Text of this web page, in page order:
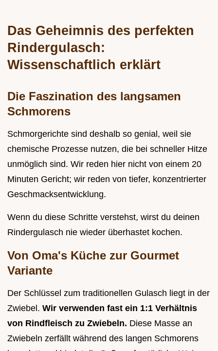
Das Geheimnis des perfekten
Rindergulasch:
Wissenschaftlich erklärt
Die Faszination des langsamen
Schmorens
Schmorgerichte sind deshalb so genial, weil sie
chemische Prozesse nutzen, die bei schneller Hitze
unmöglich sind. Wir reden hier nicht von einem 20
Minuten Gericht; wir reden von tiefer, konzentrierter
Geschmacksentwicklung.
Wenn du diese Schritte verstehst, wirst du deinen
Rindergulasch nie wieder überhastet kochen.
Von Oma's Küche zur Gourmet
Variante
Der Schlüssel zum traditionellen Gulasch liegt in der
Zwiebel. Wir verwenden fast ein 1:1 Verhältnis
von Rindfleisch zu Zwiebeln. Diese Masse an
Zwiebeln zerfällt während des langen Schmorens